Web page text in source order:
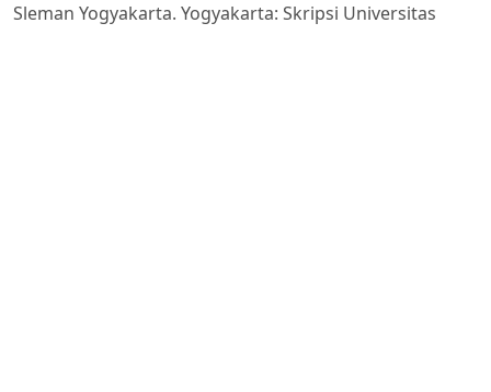
Sleman Yogyakarta. Yogyakarta: Skripsi Universitas